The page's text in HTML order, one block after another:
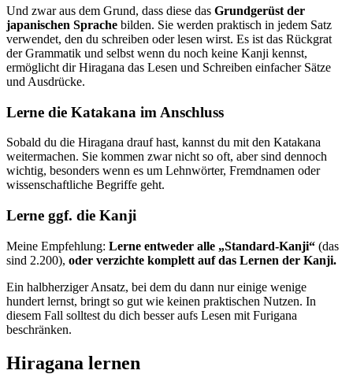
Und zwar aus dem Grund, dass diese das Grundgerüst der
japanischen Sprache bilden. Sie werden praktisch in jedem Satz
verwendet, den du schreiben oder lesen wirst. Es ist das Rückgrat
der Grammatik und selbst wenn du noch keine Kanji kennst,
ermöglicht dir Hiragana das Lesen und Schreiben einfacher Sätze
und Ausdrücke.
Lerne die Katakana im Anschluss
Sobald du die Hiragana drauf hast, kannst du mit den Katakana
weitermachen. Sie kommen zwar nicht so oft, aber sind dennoch
wichtig, besonders wenn es um Lehnwörter, Fremdnamen oder
wissenschaftliche Begriffe geht.
Lerne ggf. die Kanji
Meine Empfehlung: Lerne entweder alle „Standard-Kanji“ (das
sind 2.200), oder verzichte komplett auf das Lernen der Kanji.
Ein halbherziger Ansatz, bei dem du dann nur einige wenige
hundert lernst, bringt so gut wie keinen praktischen Nutzen. In
diesem Fall solltest du dich besser aufs Lesen mit Furigana
beschränken.
Hiragana lernen